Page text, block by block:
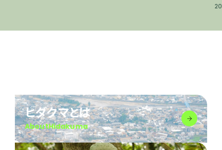
ヒダクマとは
AboutHidakuma